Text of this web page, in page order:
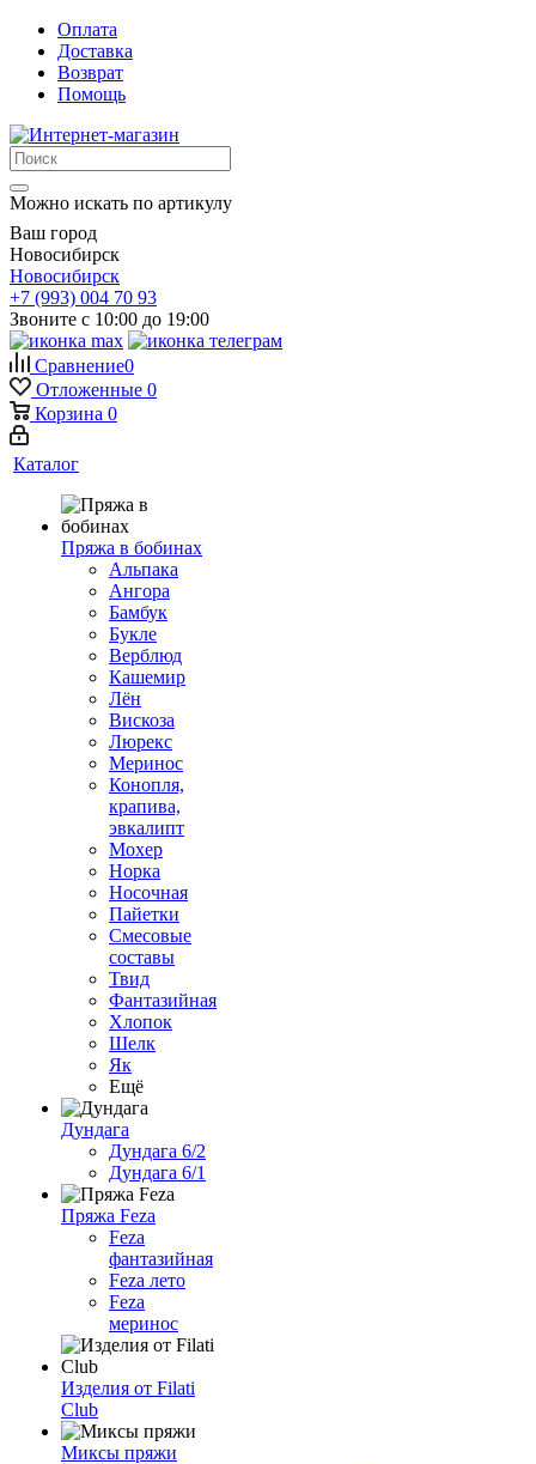
Оплата
Доставка
Возврат
Помощь
Можно искать по артикулу
Ваш город
Новосибирск
Новосибирск
+7 (993) 004 70 93
Звоните с 10:00 до 19:00
Сравнение0
Отложенные 0
Корзина 0
Каталог
Пряжа в бобинах
Альпака
Ангора
Бамбук
Букле
Верблюд
Кашемир
Лён
Вискоза
Люрекс
Меринос
Конопля,
крапива,
эвкалипт
Мохер
Норка
Носочная
Пайетки
Смесовые
составы
Твид
Фантазийная
Хлопок
Шелк
Як
Ещё
Дундага
Дундага 6/2
Дундага 6/1
Пряжа Feza
Feza
фантазийная
Feza лето
Feza
меринос
Изделия от Filati
Club
Миксы пряжи